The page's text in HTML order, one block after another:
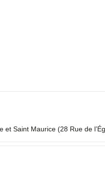
Saint Maurice (28 Rue de